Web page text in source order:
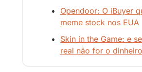
Opendoor: O iBuyer
meme stock nos EUA
Skin in the Game: e
real não for o